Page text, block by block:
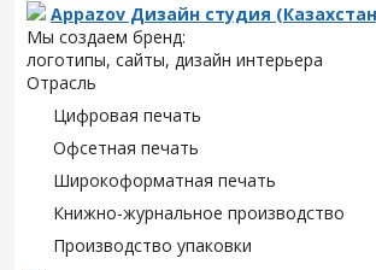
Appazov Дизайн студия
Мы создаем бренд:
логотипы, сайты, дизайн интерьера
Отрасль
Цифровая печать
Офсетная печать
Широкоформатная печать
Книжно-журнальное производство
Производство упаковки